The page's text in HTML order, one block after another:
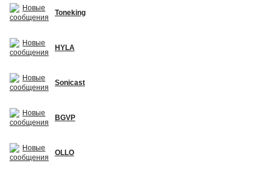
Toneking
HYLA
Sonicast
BGVP
OLLO